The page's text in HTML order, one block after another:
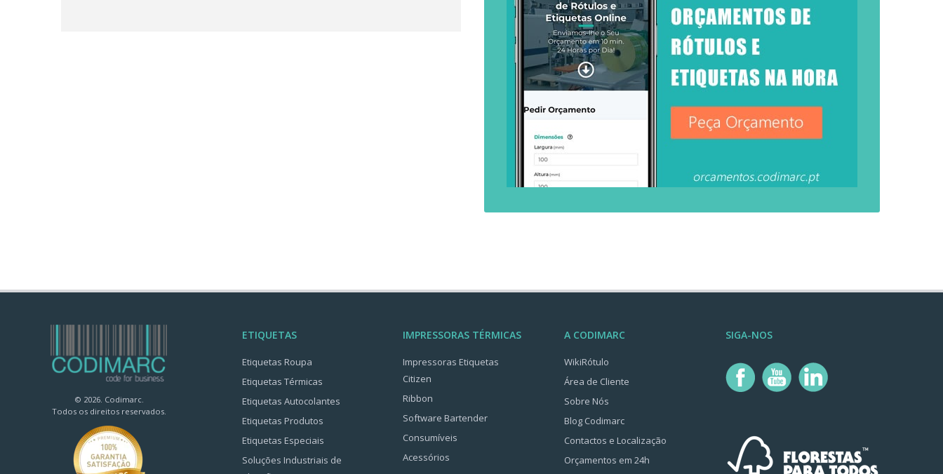
© 2026. Codimarc.
Todos os direitos reservados.
ETIQUETAS
Etiquetas Roupa
Etiquetas Térmicas
Etiquetas Autocolantes
Etiquetas Produtos
Etiquetas Especiais
Soluções Industriais de
IMPRESSORAS TÉRMICAS
Impressoras Etiquetas
Citizen
Ribbon
Software Bartender
Consumíveis
Acessórios
A CODIMARC
WikiRótulo
Área de Cliente
Sobre Nós
Blog Codimarc
Contactos e Localização
Orçamentos em 24h
SIGA-NOS